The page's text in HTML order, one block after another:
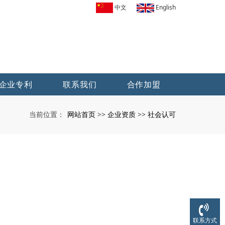
中文 English
业专利 联系我们 合作加盟
当前位置： 网站首页 >> 企业资质 >> 社会认可
联系方式